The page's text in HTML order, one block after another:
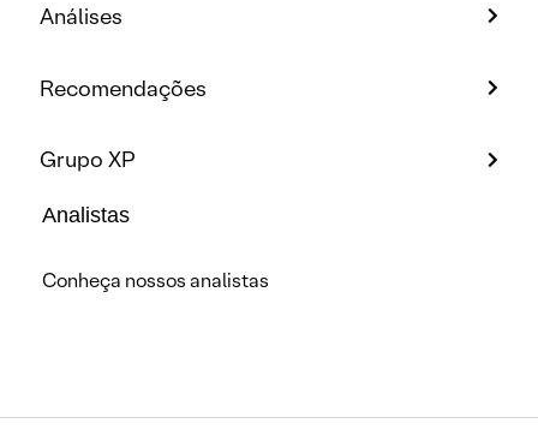
Análises
Recomendações
Grupo XP
Analistas
Conheça nossos analistas